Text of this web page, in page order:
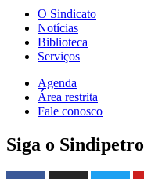
O Sindicato
Notícias
Biblioteca
Serviços
Agenda
Área restrita
Fale conosco
Siga o Sindipetro